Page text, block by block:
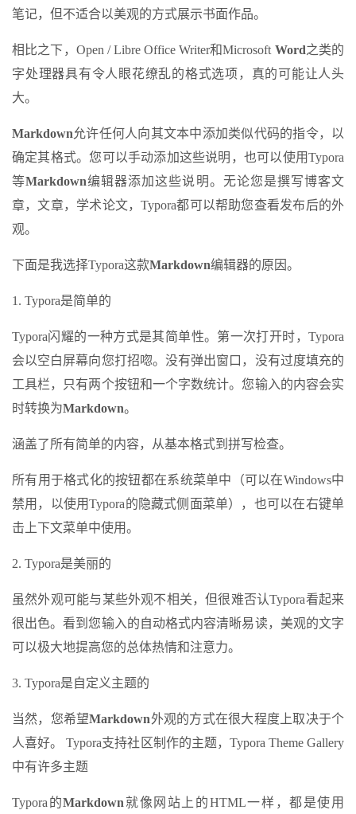
笔记，但不适合以美观的方式展示书面作品。
相比之下，Open / Libre Office Writer和Microsoft Word之类的
字处理器具有令人眼花缭乱的格式选项，真的可能让人头
大。
Markdown允许任何人向其文本中添加类似代码的指令，以
确定其格式。您可以手动添加这些说明，也可以使用Typora
等Markdown编辑器添加这些说明。无论您是撰写博客文
章，文章，学术论文，Typora都可以帮助您查看发布后的外
观。
下面是我选择Typora这款Markdown编辑器的原因。
1. Typora是简单的
Typora闪耀的一种方式是其简单性。第一次打开时，Typora
会以空白屏幕向您打招唿。没有弹出窗口，没有过度填充的
工具栏，只有两个按钮和一个字数统计。您输入的内容会实
时转换为Markdown。
涵盖了所有简单的内容，从基本格式到拼写检查。
所有用于格式化的按钮都在系统菜单中（可以在Windows中
禁用，以使用Typora的隐藏式侧面菜单），也可以在右键单
击上下文菜单中使用。
2. Typora是美丽的
虽然外观可能与某些外观不相关，但很难否认Typora看起来
很出色。看到您输入的自动格式内容清晰易读，美观的文字
可以极大地提高您的总体热情和注意力。
3. Typora是自定义主题的
当然，您希望Markdown外观的方式在很大程度上取决于个
人喜好。 Typora支持社区制作的主题，Typora Theme Gallery
中有许多主题
Typora的Markdown就像网站上的HTML一样，都是使用